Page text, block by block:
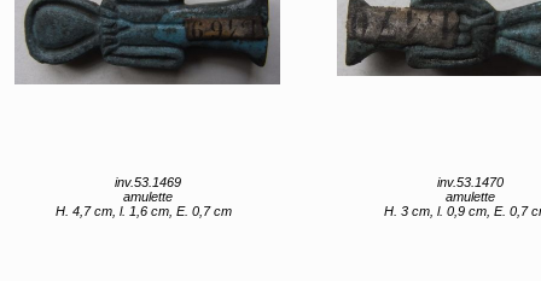
inv.53.1469
amulette
H. 4,7 cm, l. 1,6 cm, E. 0,7 cm
inv.53.1470
amulette
H. 3 cm, l. 0,9 cm, E. 0,7